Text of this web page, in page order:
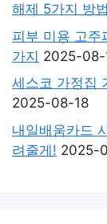
해제 5가지 방법
피부 미용 고주
가지 2025-08-
세스코 가정집
2025-08-18
내일배움카드
려줄게! 2025-